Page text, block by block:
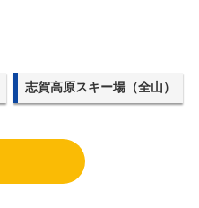
志賀高原スキー場（全山）